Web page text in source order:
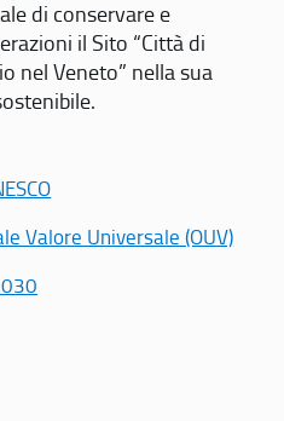
di conservare e
il Sito “Città di
nel Veneto” nella sua
Valore Universale (OUV)